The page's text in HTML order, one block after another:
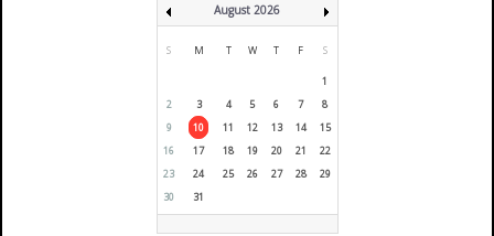
August 2026
S M T W T F S
1
2
3 4 5 6 7
8
9
10 11 12 13 14
15
16
17 18 19 20 21
22
23
24 25 26 27 28
29
30
31